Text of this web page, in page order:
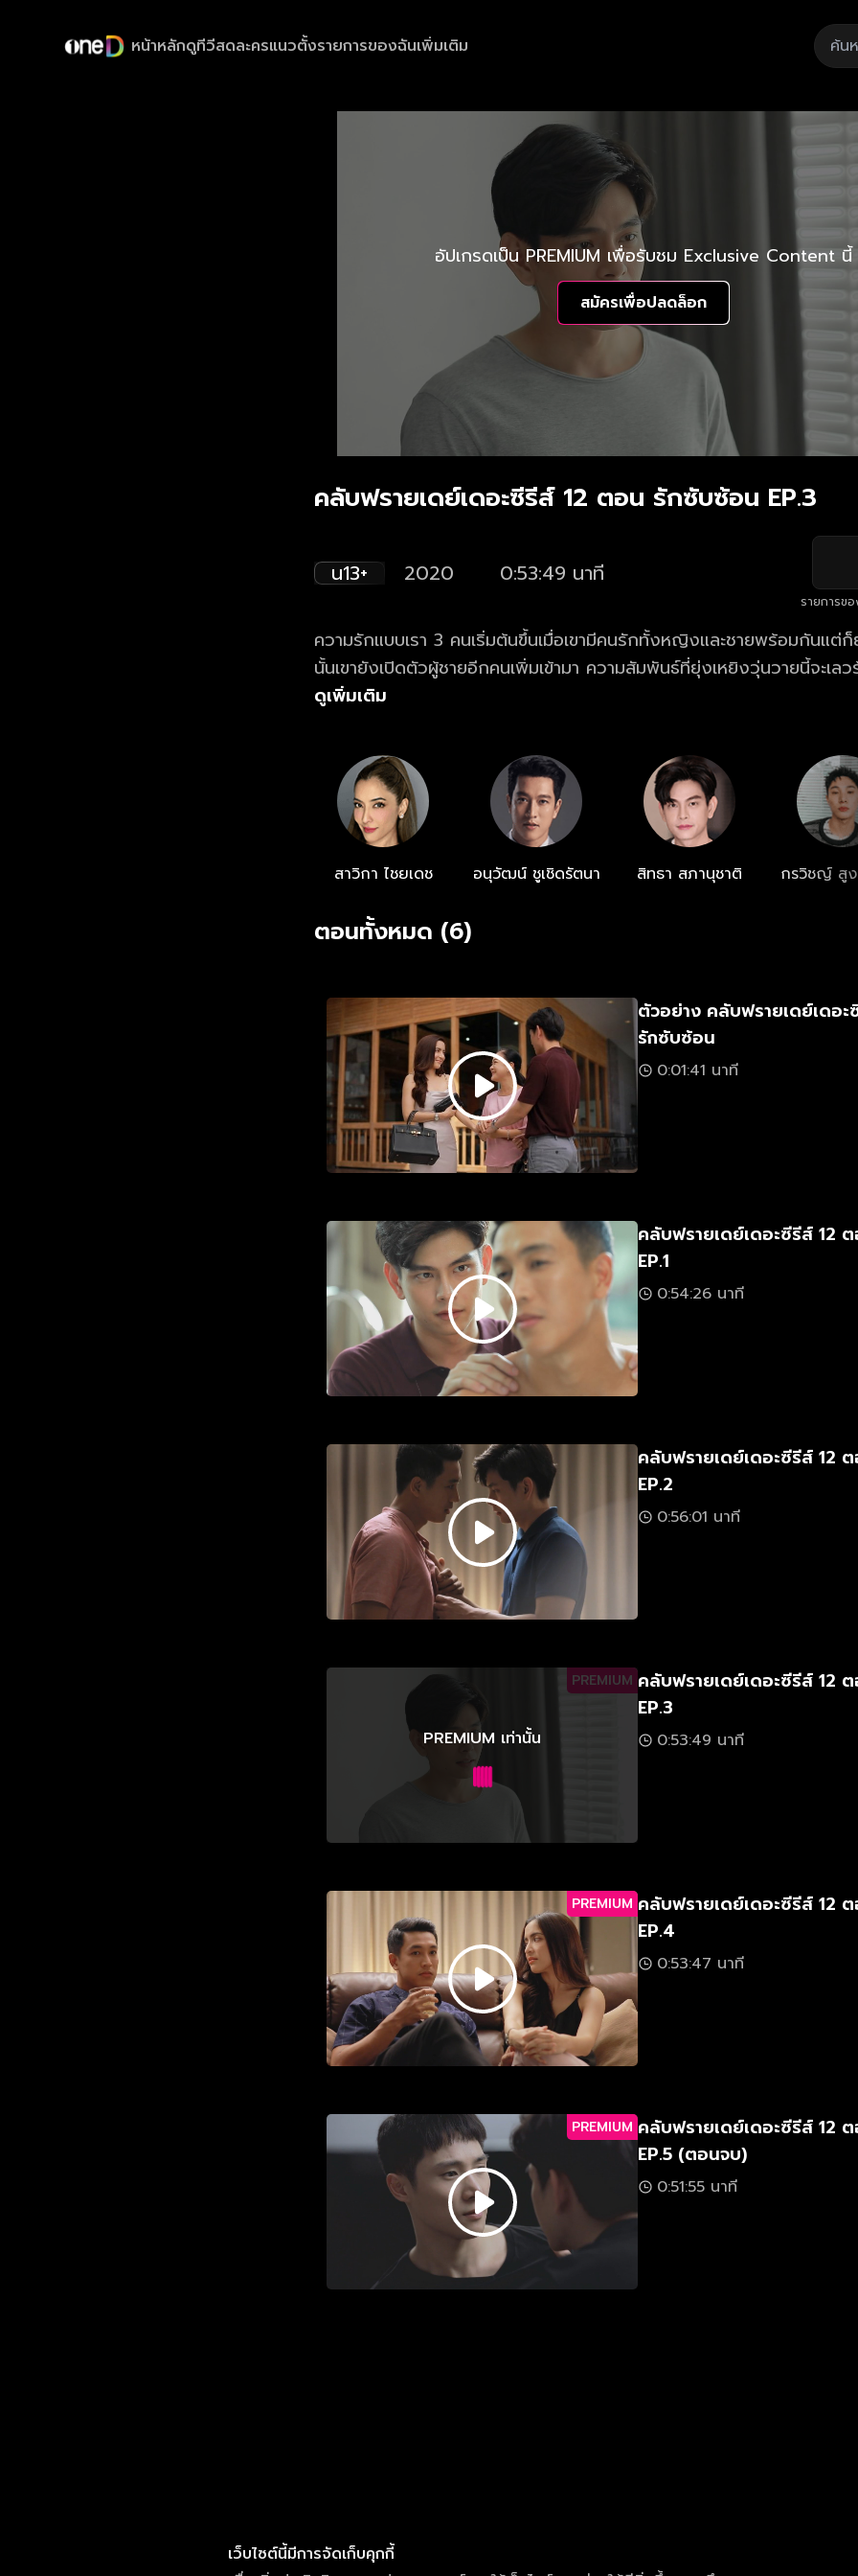
หน้าหลักดูทีวีสดละครแนวตั้งรายการของฉันเพิ่มเติม
อัปเกรดเป็น PREMIUM เพื่อรับชม Exclusive Content นี้
สมัครเพื่อปลดล็อก
คลับฟรายเดย์เดอะซีรีส์ 12 ตอน รักซับซ้อน EP.3
น13+ 2020 0:53:49 นาที
รายการข
ความรักแบบเรา 3 คนเริ่มต้นขึ้นเมื่อเขามีคนรักทั้งหญิงและชายพร้อมกันแต่
นั้นเขายังเปิดตัวผู้ชายอีกคนเพิ่มเข้ามา ความสัมพันธ์ที่ยุ่งเหยิงวุ่นวายนี้จะเลวร้
จบลงอย่างไร ?
ดูเพิ่มเติม
สาวิกา ไชยเดช อนุวัฒน์ ชูเชิดรัตนา สิทธา สภานุชาติ กรวิชญ์ สู
ตอนทั้งหมด (6)
ตัวอย่าง คลับฟรายเดย์เดอ
รักซับซ้อน
0:01:41 นาที
คลับฟรายเดย์เดอะซีรีส์ 12
EP.1
0:54:26 นาที
คลับฟรายเดย์เดอะซีรีส์ 12
EP.2
0:56:01 นาที
PREMIUM
PREMIUM เท่านั้น
คลับฟรายเดย์เดอะซีรีส์ 12
EP.3
0:53:49 นาที
PREMIUM คลับฟรายเดย์เดอะซีรีส์ 12
EP.4
0:53:47 นาที
PREMIUM คลับฟรายเดย์เดอะซีรีส์ 12
EP.5 (ตอนจบ)
0:51:55 นาที
เว็บไซต์นี้มีการจัดเก็บคุกกี้